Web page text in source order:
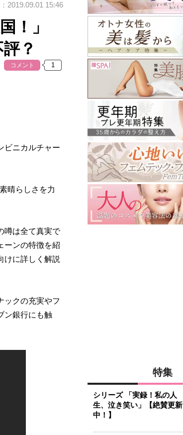
2019.09.01 15:46
！」
？
コメント
ビニカルチャー
晴らしさを力
噂は全て真実で
ーンの特徴を紹
けに詳しく解説
ックの充実やフ
ン銀行にも触
特集
シリーズ 「実録！私の人
生、泣き笑い」【絶賛更新
中！】